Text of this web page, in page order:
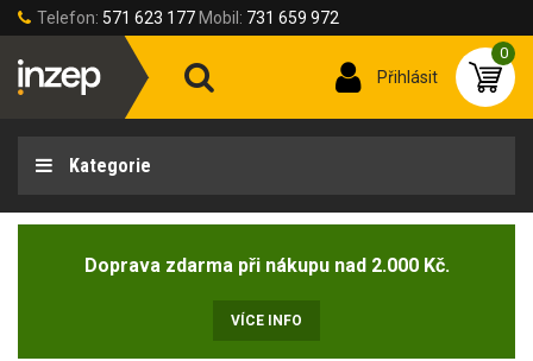
Telefon: 571 623 177 Mobil: 731 659 972
Přihlásit
0
Kategorie
Doprava zdarma při nákupu nad 2.000 Kč.
VÍCE INFO